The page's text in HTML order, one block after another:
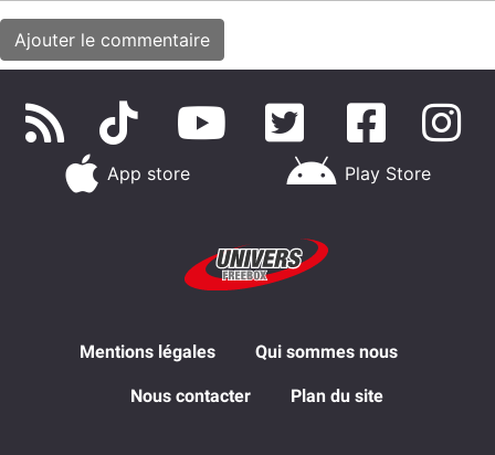
App store Play Store
Mentions légales Qui sommes nous
Nous contacter Plan du site